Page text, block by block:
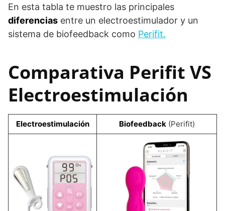
En esta tabla te muestro las principales
diferencias entre un electroestimulador y un
sistema de biofeedback como Perifit.
Comparativa Perifit VS
Electroestimulación
Electroestimulación Biofeedback(Perifit)